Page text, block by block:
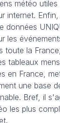
météo
internet.
données
les
toute la
tableaux
en France,
une base
Bref, il
les plus